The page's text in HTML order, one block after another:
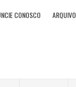
CONOSCO ARQUIVO